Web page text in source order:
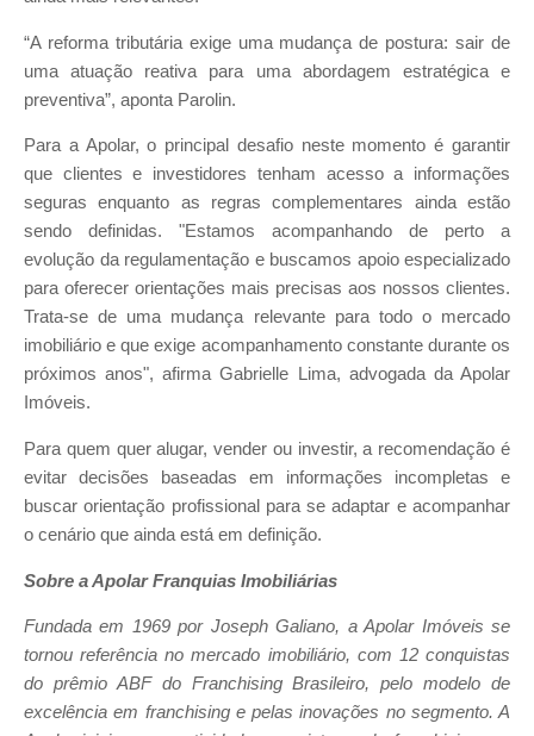
“A reforma tributária exige uma mudança de postura: sair de
uma atuação reativa para uma abordagem estratégica e
preventiva”, aponta Parolin.
Para a Apolar, o principal desafio neste momento é garantir
que clientes e investidores tenham acesso a informações
seguras enquanto as regras complementares ainda estão
sendo definidas. "Estamos acompanhando de perto a
evolução da regulamentação e buscamos apoio especializado
para oferecer orientações mais precisas aos nossos clientes.
Trata-se de uma mudança relevante para todo o mercado
imobiliário e que exige acompanhamento constante durante os
próximos anos", afirma Gabrielle Lima, advogada da Apolar
Imóveis.
Para quem quer alugar, vender ou investir, a recomendação é
evitar decisões baseadas em informações incompletas e
buscar orientação profissional para se adaptar e acompanhar
o cenário que ainda está em definição.
Sobre a Apolar Franquias Imobiliárias
Fundada em 1969 por Joseph Galiano, a Apolar Imóveis se
tornou referência no mercado imobiliário, com 12 conquistas
do prêmio ABF do Franchising Brasileiro, pelo modelo de
excelência em franchising e pelas inovações no segmento. A